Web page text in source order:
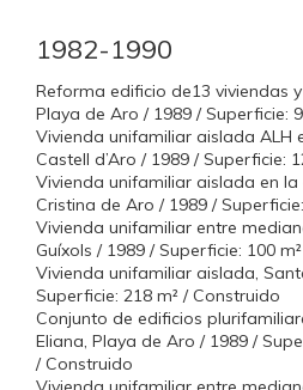
1982-1990
Reforma edificio de13 viviendas
Playa de Aro / 1989 / Superficie:
Vivienda unifamiliar aislada ALH
Castell d’Aro / 1989 / Superficie:
Vivienda unifamiliar aislada en la
Cristina de Aro / 1989 /
Vivienda unifamiliar entre
Guíxols / 1989 / Superficie: 100
Vivienda unifamiliar aislada,
Superficie: 218 m² / Construido
Conjunto de edificios
Eliana, Playa de Aro / 1989 /
/ Construido